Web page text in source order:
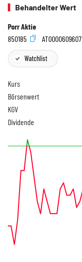
Behandelter Wert
Porr Aktie
850185
AT0000609607
Watchlist
Kurs
Börsenwert
KGV
Dividende